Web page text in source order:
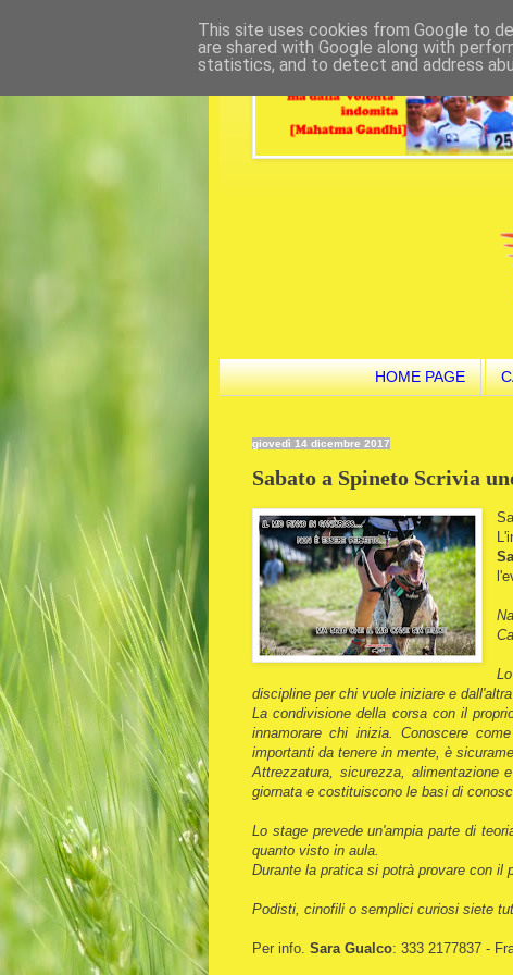
HOME PAGE
giovedì 14 dicembre 2017
Sabato a Spineto Scrivia
discipline per chi vuole iniziare e
La condivisione della corsa con il
innamorare chi inizia. Conoscere
importanti da tenere in mente, è
Attrezzatura, sicurezza, alimentazione
giornata e costituiscono le basi di
Lo stage prevede un'ampia parte di
quanto visto in aula.
Durante la pratica si potrà provare con il
Podisti, cinofili o semplici curiosi siete
Per info. Sara Gualco: 333 2177837 -
This site uses cookies from Google to
are shared with Google along with
statistics, and to detect and address